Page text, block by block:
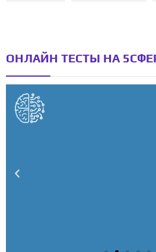
ОНЛАЙН ТЕСТЫ НА